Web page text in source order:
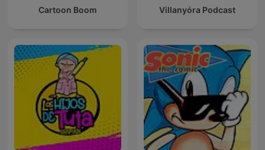
Cartoon Boom Villanyóra Podcast